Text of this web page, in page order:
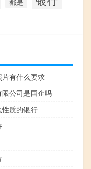
有什么要求
公司是国企吗
质的银行